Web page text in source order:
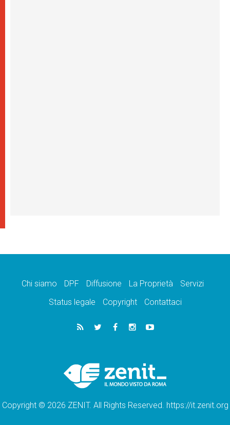
Chi siamo DPF Diffusione La Proprietà
Servizi
Status legale
Copyright Contattaci
Copyright © 2026 ZENIT. All Rights Reserved. https://it.zenit.org